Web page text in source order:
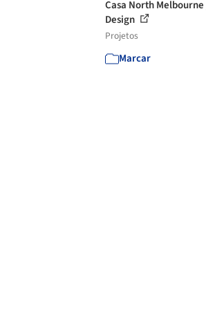
Casa North
Design
Projetos
Marcar